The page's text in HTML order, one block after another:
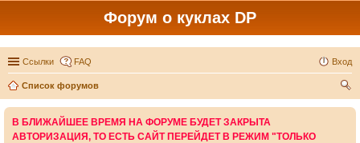
Форум о куклах DP
Ссылки FAQ Вход
Список форумов
В БЛИЖАЙШЕЕ ВРЕМЯ НА ФОРУМЕ БУДЕТ ЗАКРЫТА
АВТОРИЗАЦИЯ, ТО ЕСТЬ САЙТ ПЕРЕЙДЕТ В РЕЖИМ "ТОЛЬКО